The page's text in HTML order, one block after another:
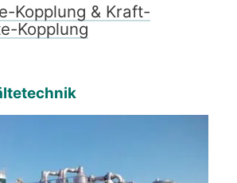
Kopplung & Kraft-
Kopplung